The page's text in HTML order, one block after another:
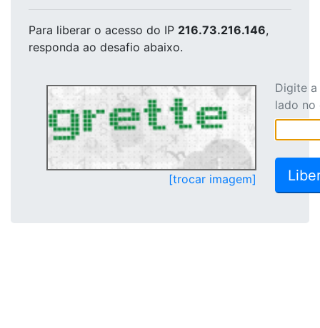
Para liberar o acesso do IP 216.73.216.146,
responda ao desafio abaixo.
[trocar imagem]
Digite
lado no